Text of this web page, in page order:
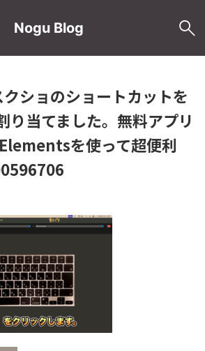
Nogu Blog
ショのショートカットを
り当てました。無料アプリ
を使って超便利